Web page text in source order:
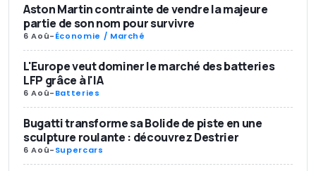
Aston Martin contrainte de vendre la majeure
partie de son nom pour survivre
6 Aoû-Économie / Marché
L'Europe veut dominer le marché des batteries
LFP grâce à l'IA
6 Aoû-Batteries
Bugatti transforme sa Bolide de piste en une
sculpture roulante : découvrez Destrier
6 Aoû-Supercars